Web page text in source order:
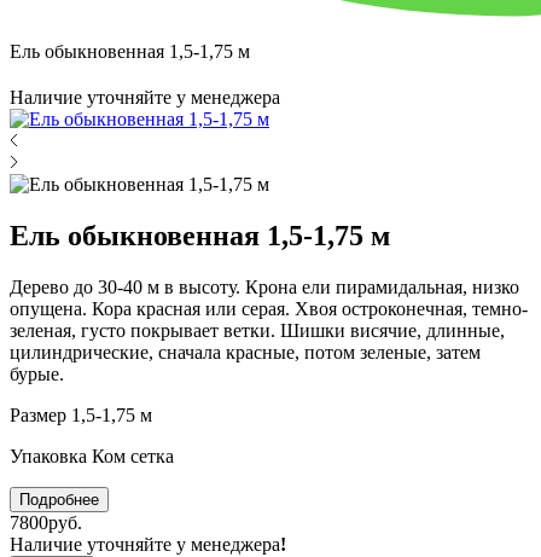
Ель обыкновенная 1,5-1,75 м
Наличие уточняйте у менеджера
Ель обыкновенная 1,5-1,75 м
Дерево до 30-40 м в высоту. Крона ели пирамидальная, низко
опущена. Кора красная или серая. Хвоя остроконечная, темно-
зеленая, густо покрывает ветки. Шишки висячие, длинные,
цилиндрические, сначала красные, потом зеленые, затем
бурые.
Размер 1,5-1,75 м
Упаковка Ком сетка
Подробнее
7800руб.
Наличие уточняйте у менеджера!